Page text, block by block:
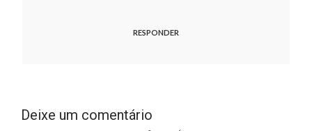
RESPONDER
Deixe um comentário